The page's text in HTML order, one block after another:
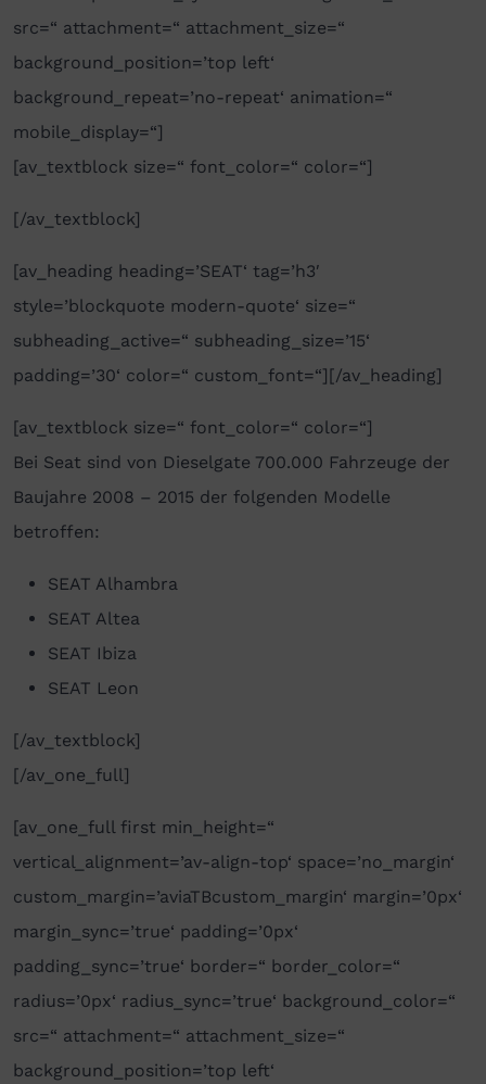
src=“ attachment=“ attachment_size=“
background_position=’top left‘
background_repeat=’no-repeat‘ animation=“
mobile_display=“]
[av_textblock size=“ font_color=“ color=“]
[/av_textblock]
[av_heading heading=’SEAT‘ tag=’h3′
style=’blockquote modern-quote‘ size=“
subheading_active=“ subheading_size=’15‘
padding=’30‘ color=“ custom_font=“][/av_heading]
[av_textblock size=“ font_color=“ color=“]
Bei Seat sind von Dieselgate 700.000 Fahrzeuge der
Baujahre 2008 – 2015 der folgenden Modelle
betroffen:
SEAT Alhambra
SEAT Altea
SEAT Ibiza
SEAT Leon
[/av_textblock]
[/av_one_full]
[av_one_full first min_height=“
vertical_alignment=’av-align-top‘ space=’no_margin‘
custom_margin=’aviaTBcustom_margin‘ margin=’0px‘
margin_sync=’true‘ padding=’0px‘
padding_sync=’true‘ border=“ border_color=“
radius=’0px‘ radius_sync=’true‘ background_color=“
src=“ attachment=“ attachment_size=“
background_position=’top left‘